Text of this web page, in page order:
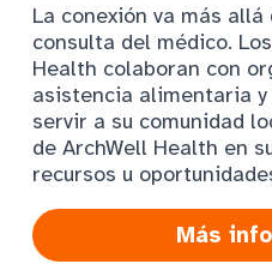
La conexión va más
consulta del médico.
Health colaboran con
asistencia alimentaria
servir a su comunidad
de ArchWell Health en
recursos u
Más